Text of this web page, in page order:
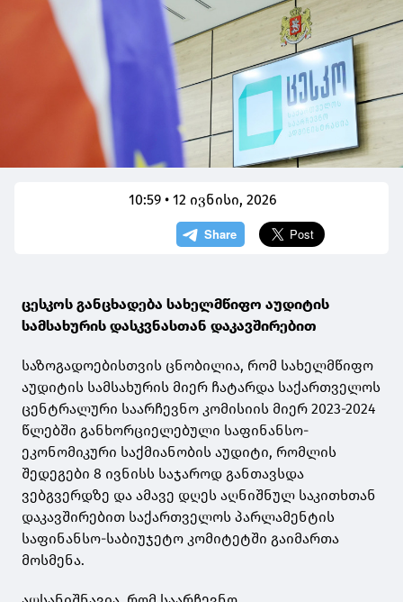
10:59 • 12 ივნისი, 2026
ცესკოს განცხადება სახელმწიფო აუდიტის
სამსახურის დასკვნასთან დაკავშირებით
საზოგადოებისთვის ცნობილია, რომ სახელმწიფო
აუდიტის სამსახურის მიერ ჩატარდა საქართველოს
ცენტრალური საარჩევნო კომისიის მიერ 2023-2024
წლებში განხორციელებული საფინანსო-
ეკონომიკური საქმიანობის აუდიტი, რომლის
შედეგები 8 ივნისს საჯაროდ განთავსდა
ვებგვერდზე და ამავე დღეს აღნიშნულ საკითხთან
დაკავშირებით საქართველოს პარლამენტის
საფინანსო-საბიუჯეტო კომიტეტში გაიმართა
მოსმენა.